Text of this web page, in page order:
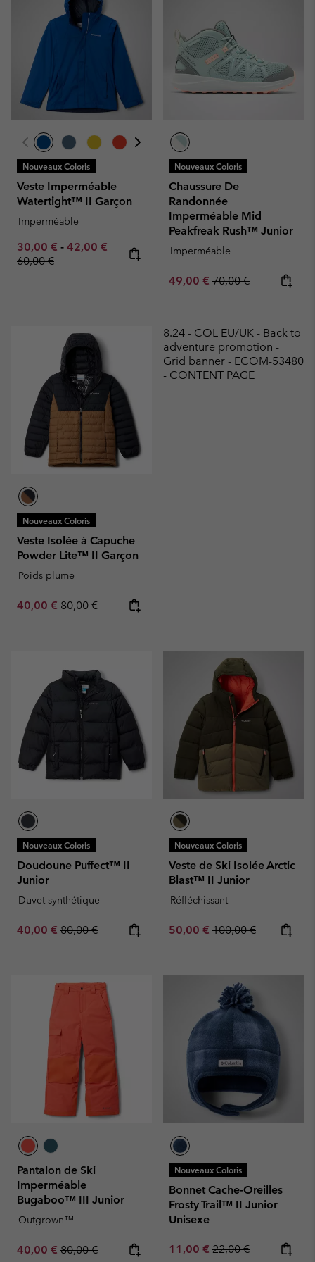
Nouveaux Coloris
Veste Imperméable
Watertight™ II Garçon
Imperméable
Minimum sale price:
30,00 € - Maximum sale price:
42,00 € Regular price:
60,00 €
Nouveaux Coloris
Chaussure De
Randonnée
Imperméable Mid
Peakfreak Rush™ Junior
Imperméable
Sale price:
49,00 € Regular price:
70,00 €
Nouveaux Coloris
Veste Isolée à Capuche
Powder Lite™ II Garçon
Poids plume
Sale price:
40,00 € Regular price:
80,00 €
8.24 - COL EU/UK - Back to
adventure promotion -
Grid banner - ECOM-53480
- CONTENT PAGE
Nouveaux Coloris
Doudoune Puffect™ II
Junior
Duvet synthétique
Sale price:
40,00 € Regular price:
80,00 €
Nouveaux Coloris
Veste de Ski Isolée Arctic
Blast™ II Junior
Réfléchissant
Sale price:
50,00 € Regular price:
100,00 €
Pantalon de Ski
Imperméable
Bugaboo™ III Junior
Outgrown™
Sale price:
40,00 € Regular price:
80,00 €
Nouveaux Coloris
Bonnet Cache-Oreilles
Frosty Trail™ II Junior
Unisexe
Sale price:
11,00 € Regular price:
22,00 €